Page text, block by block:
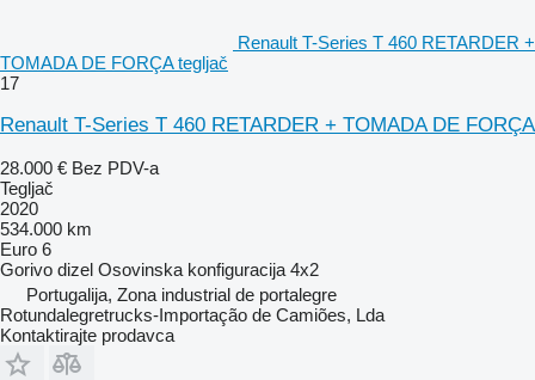
Renault T-Series T 460 RETARDER +
TOMADA DE FORÇA tegljač
17
Renault T-Series T 460 RETARDER + TOMADA DE FORÇA
28.000 € Bez PDV-a
Tegljač
2020
534.000 km
Euro 6
Gorivo dizel Osovinska konfiguracija 4x2
Portugalija, Zona industrial de portalegre
Rotundalegretrucks-Importação de Camiões, Lda
Kontaktirajte prodavca